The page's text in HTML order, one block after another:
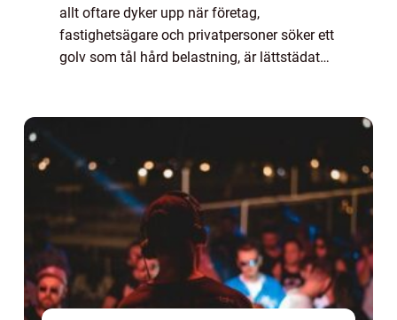
allt oftare dyker upp när företag,
fastighetsägare och privatpersoner söker ett
golv som tål hård belastning, är lättstädat